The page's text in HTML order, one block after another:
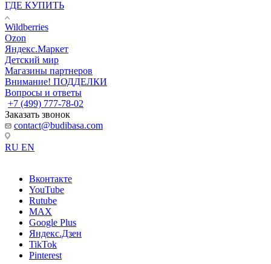
ГДЕ КУПИТЬ
Wildberries
Ozon
Яндекс.Маркет
Детский мир
Магазины партнеров
Внимание! ПОДДЕЛКИ
Вопросы и ответы
+7 (499) 777-78-02
Заказать звонок
contact@budibasa.com
RU EN
Вконтакте
YouTube
Rutube
MAX
Google Plus
Яндекс.Дзен
TikTok
Pinterest